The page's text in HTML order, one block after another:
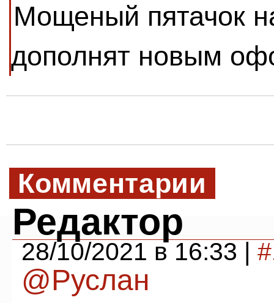
Мощеный пятачок
дополнят новым
Комментарии
Редактор
28/10/2021 в 16:33 |
@Руслан